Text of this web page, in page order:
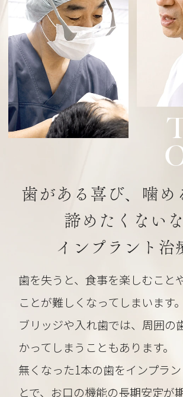
歯がある喜び、噛め
諦めたくない
インプラント治
歯を失うと、食事を楽しむこと
ことが難しくなってしまいます。
ブリッジや入れ歯では、周囲の
かってしまうこともあります。
無くなった1本の歯をインプラ
とで、お口の機能の長期安定が